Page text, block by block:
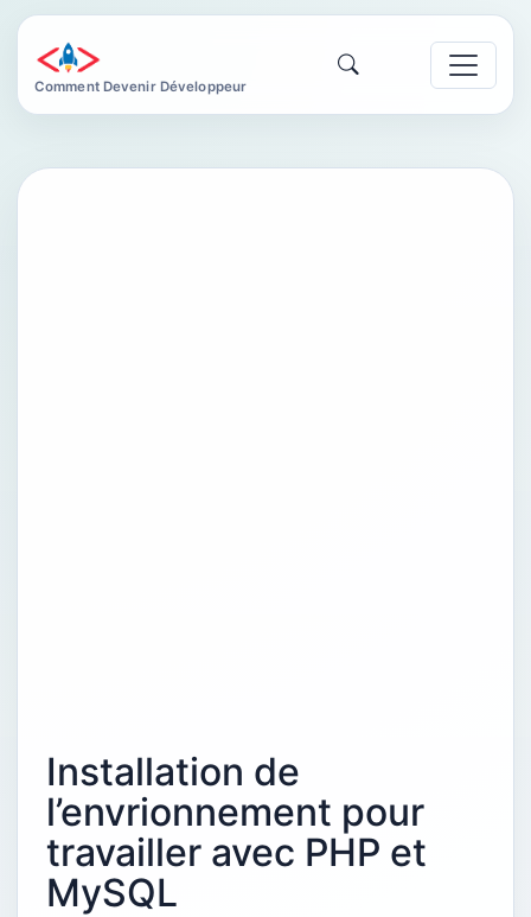
Comment Devenir Développeur
Installation de
l’envrionnement pour
travailler avec PHP et
MySQL